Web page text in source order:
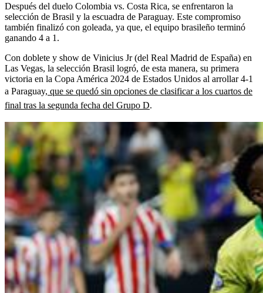
Después del duelo Colombia vs. Costa Rica, se enfrentaron la
selección de Brasil y la escuadra de Paraguay. Este compromiso
también finalizó con goleada, ya que, el equipo brasileño terminó
ganando 4 a 1.
Con doblete y show de Vinicius Jr (del Real Madrid de España) en
Las Vegas, la selección Brasil logró, de esta manera, su primera
victoria en la Copa América 2024 de Estados Unidos al arrollar 4-1
a Paraguay, que se quedó sin opciones de clasificar a los cuartos de
final tras la segunda fecha del Grupo D.